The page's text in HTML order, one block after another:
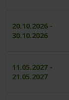
20.10.2026 -
30.10.2026
11.05.2027 -
21.05.2027